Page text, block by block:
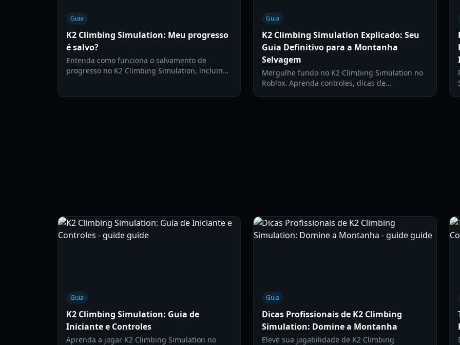
Guia
K2 Climbing Simulation: Meu progresso
é salvo?
Entenda como funciona o salvamento de
progresso no K2 Climbing Simulation, incluindo
Guia
K2 Climbing Simulation Explicado: Seu
Guia Definitivo para a Montanha
Selvagem
Mergulhe fundo no K2 Climbing Simulation no
Roblox. Aprenda controles, dicas de
Guia
K2 Climbing Simulation: Guia de
Iniciante e Controles
Aprenda a jogar K2 Climbing Simulation no
Guia
Dicas Profissionais de K2 Climbing
Simulation: Domine a Montanha
Eleve sua jogabilidade de K2 Climbing